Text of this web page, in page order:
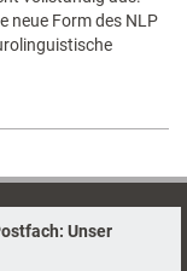
neue Form des NLP
Unser